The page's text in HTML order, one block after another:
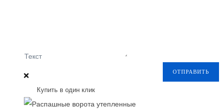
Текст
ОТПРАВИТЬ
Купить в один клик